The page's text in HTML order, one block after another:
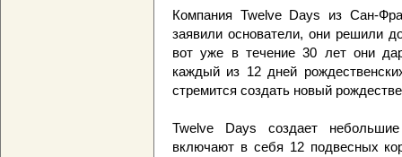
Компания Twelve Days из Сан-
заявили основатели, они решили
вот уже в течение 30 лет они
каждый из 12 дней
стремится создать новый
Twelve Days создает
включают в себя 12 подвесных